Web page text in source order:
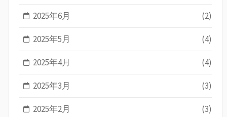
2025年6月 (2)
2025年5月 (4)
2025年4月 (4)
2025年3月 (3)
2025年2月 (3)